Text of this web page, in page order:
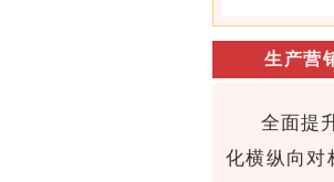
生产营
全面提
化横纵向对